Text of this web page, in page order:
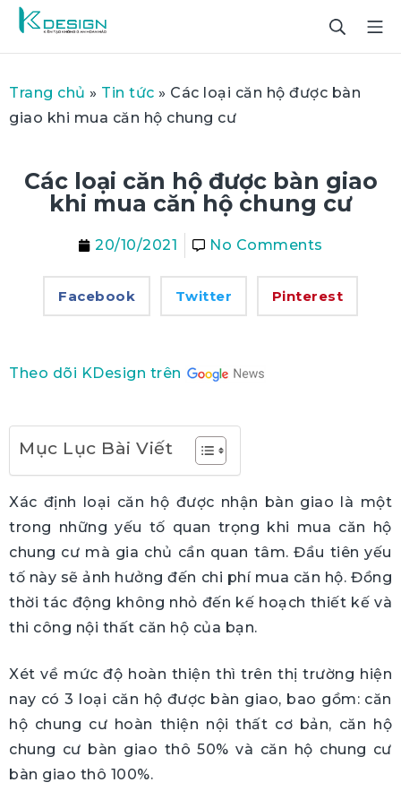
Trang chủ » Tin tức » Các loại căn hộ được bàn
giao khi mua căn hộ chung cư
Các loại căn hộ được bàn giao
khi mua căn hộ chung cư
20/10/2021 No Comments
Facebook Twitter Pinterest
Theo dõi KDesign trên
Mục Lục Bài Viết
Xác định loại căn hộ được nhận bàn giao là một
trong những yếu tố quan trọng khi mua căn hộ
chung cư mà gia chủ cần quan tâm. Đầu tiên yếu
tố này sẽ ảnh hưởng đến chi phí mua căn hộ. Đồng
thời tác động không nhỏ đến kế hoạch thiết kế và
thi công nội thất căn hộ của bạn.
Xét về mức độ hoàn thiện thì trên thị trường hiện
nay có 3 loại căn hộ được bàn giao, bao gồm: căn
hộ chung cư hoàn thiện nội thất cơ bản, căn hộ
chung cư bàn giao thô 50% và căn hộ chung cư
bàn giao thô 100%.